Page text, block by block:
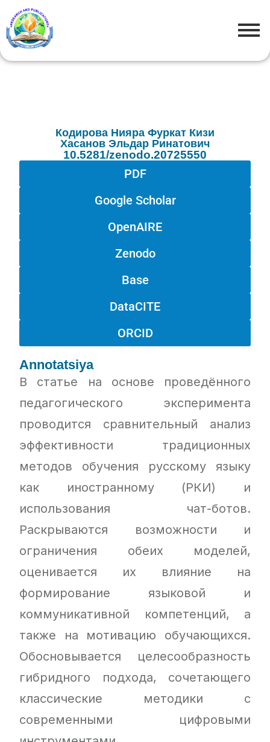
Кодирова Нияра Фуркат Кизи
Хасанов Эльдар Ринатович
10.5281/zenodo.20725550
PDF
Google Scholar
OpenAIRE
Zenodo
Base
DataCITE
ORCID
Annotatsiya
В статье на основе проведённого
педагогического эксперимента
проводится сравнительный анализ
эффективности традиционных
методов обучения русскому языку
как иностранному (РКИ) и
использования чат-ботов.
Раскрываются возможности и
ограничения обеих моделей,
оценивается их влияние на
формирование языковой и
коммуникативной компетенций, а
также на мотивацию обучающихся.
Обосновывается целесообразность
гибридного подхода, сочетающего
классические методики с
современными цифровыми